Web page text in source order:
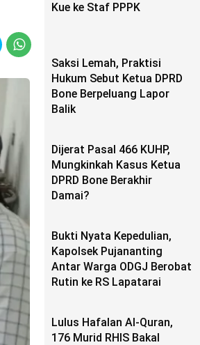
Kue ke Staf PPPK
Saksi Lemah, Praktisi
Hukum Sebut Ketua DPRD
Bone Berpeluang Lapor
Balik
Dijerat Pasal 466 KUHP,
Mungkinkah Kasus Ketua
DPRD Bone Berakhir
Damai?
Bukti Nyata Kepedulian,
Kapolsek Pujananting
Antar Warga ODGJ Berobat
Rutin ke RS Lapatarai
Lulus Hafalan Al-Quran,
176 Murid RHIS Bakal